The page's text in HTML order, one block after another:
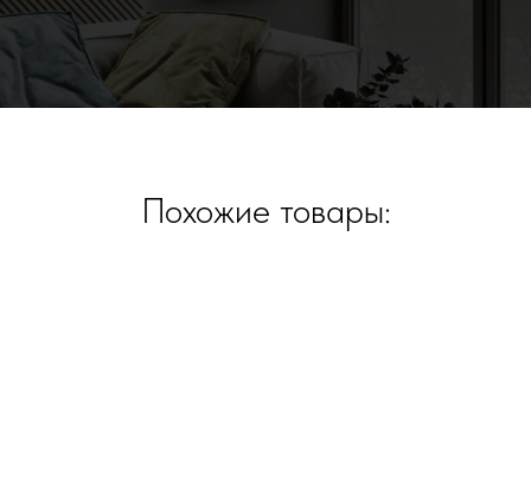
Похожие товары: